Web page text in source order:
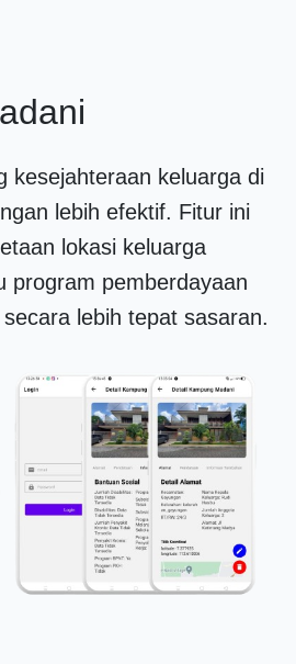
kesejahteraan keluarga di
lebih efektif. Fitur ini
lokasi keluarga
program pemberdayaan
lebih tepat sasaran.